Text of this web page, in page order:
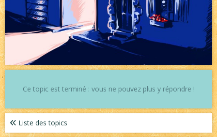
Ce topic est terminé : vous ne pouvez plus y répondre !
Liste des topics